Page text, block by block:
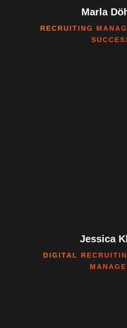
Marla
RECRUITING
Jessica
DIGITAL